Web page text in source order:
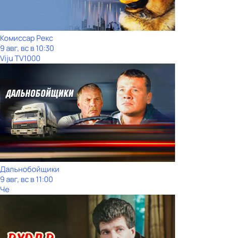
Комиссар Рекс
9 авг, вс в 10:30
Viju TV1000
Дальнобойщики
9 авг, вс в 11:00
Че